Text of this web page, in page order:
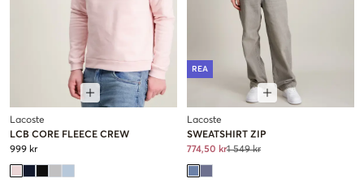
Lacoste
LCB CORE FLEECE CREW
999 kr
REA
Lacoste
SWEATSHIRT ZIP
774,50 kr1 549 kr